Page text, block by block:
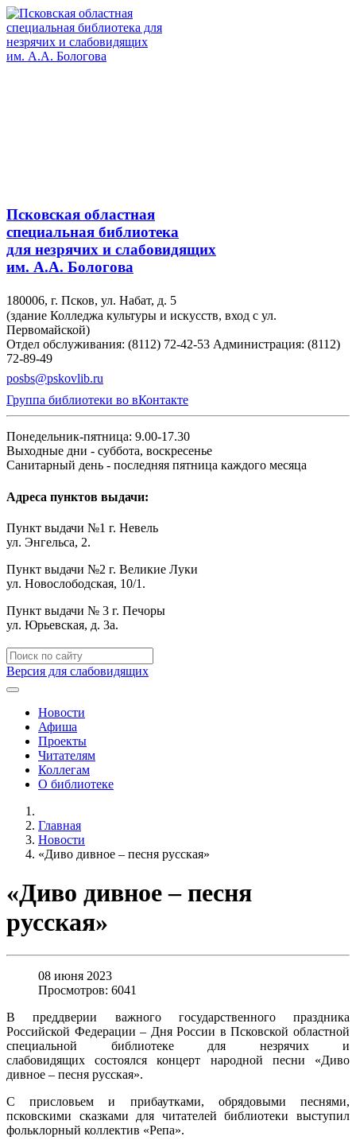
Псковская областная
специальная библиотека
для незрячих и слабовидящих
им. А.А. Бологова
180006, г. Псков, ул. Набат, д. 5
(здание Колледжа культуры и искусств, вход с ул.
Первомайской)
Отдел обслуживания: (8112) 72-42-53 Администрация: (8112)
72-89-49
posbs@pskovlib.ru
Группа библиотеки во вКонтакте
Понедельник-пятница: 9.00-17.30
Выходные дни - суббота, воскресенье
Санитарный день - последняя пятница каждого месяца
Адреса пунктов выдачи:
Пункт выдачи №1 г. Невель
ул. Энгельса, 2.
Пункт выдачи №2 г. Великие Луки
ул. Новослободская, 10/1.
Пункт выдачи № 3 г. Печоры
ул. Юрьевская, д. 3а.
Версия для слабовидящих
Новости
Афиша
Проекты
Читателям
Коллегам
О библиотеке
Главная
Новости
«Диво дивное – песня русская»
«Диво дивное – песня
русская»
08 июня 2023
Просмотров: 6041
В преддверии важного государственного праздника
Российской Федерации – Дня России в Псковской областной
специальной библиотеке для незрячих и
слабовидящих состоялся концерт народной песни «Диво
дивное – песня русская».
С присловьем и прибаутками, обрядовыми песнями,
псковскими сказками для читателей библиотеки выступил
фольклорный коллектив «Репа».